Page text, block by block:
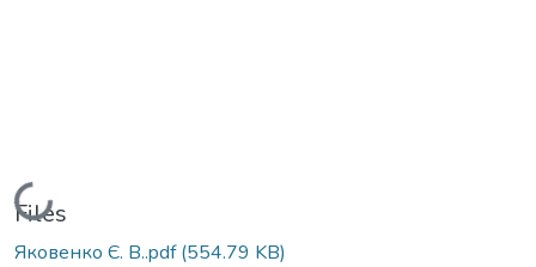
Loading...
Files
Яковенко Є. В..pdf(554.79 KB)